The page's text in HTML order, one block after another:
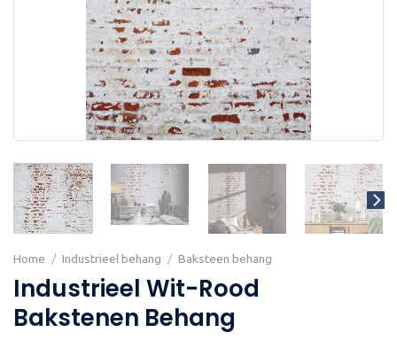
Home / Industrieel behang / Baksteen behang
Industrieel Wit-Rood
Bakstenen Behang